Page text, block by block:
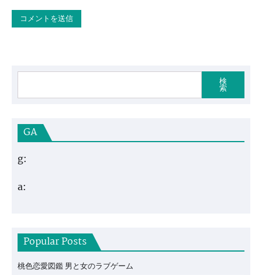
検
索
GA
g:
a:
Popular Posts
桃色恋愛図鑑 男と女のラブゲーム